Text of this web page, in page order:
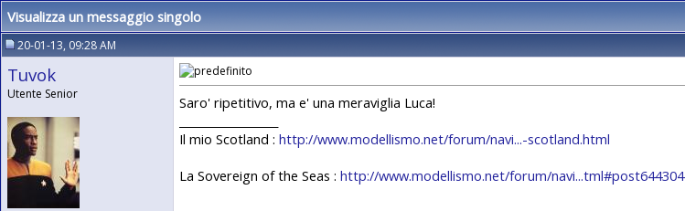
Visualizza un messaggio singolo
20-01-13, 09:28 AM
Tuvok
Utente Senior
Saro' ripetitivo, ma e' una meraviglia Luca!
Il mio Scotland : http://www.modellismo.net/forum/navi...-scotland.html
La Sovereign of the Seas : http://www.modellismo.net/forum/navi...tml#post644304